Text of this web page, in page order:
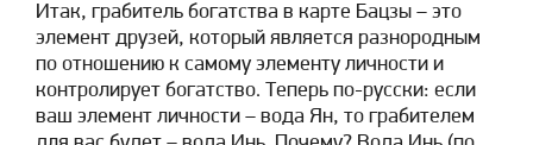
Итак, грабитель богатства в карте Бацзы – это
элемент друзей, который является разнородным
по отношению к самому элементу личности и
контролирует богатство. Теперь по-русски: если
ваш элемент личности – вода Ян, то грабителем